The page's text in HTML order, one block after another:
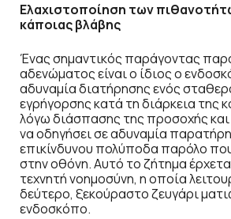
Ελαχιστοποίηση των
κάποιας βλάβης
Ένας σημαντικός παράγοντας
αδενώματος είναι ο ίδιος ο
αδυναμία διατήρησης ενός
εγρήγορσης κατά τη διάρκεια της
λόγω διάσπασης της προσοχής
να οδηγήσει σε αδυναμία
επικίνδυνου πολύποδα παρόλο
στην οθόνη. Αυτό το ζήτημα
τεχνητή νοημοσύνη, η οποία
δεύτερο, ξεκούραστο ζευγάρι
ενδοσκόπο.